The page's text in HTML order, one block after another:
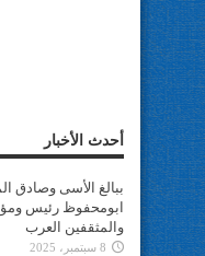
أحدث الأخبار
ببالغ الأسى وصادق
ابومحفوظ رئيس
والمثقفين العرب
8 سبتمبر، 2025